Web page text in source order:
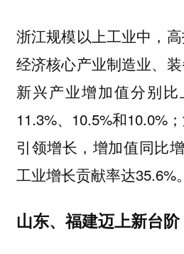
浙江规模以上工业中，
经济核心产业制造业、
新兴产业增加值分别比
11.3%、10.5%和10.0%
引领增长，增加值同比
工业增长贡献率达35.6%。
山东、福建迈上新台阶